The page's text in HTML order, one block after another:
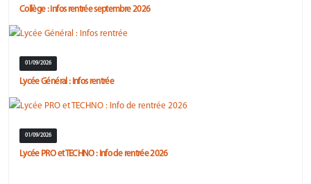
Collège : infos rentrée septembre 2026
01/09/2026
Lycée Général : Infos rentrée
01/09/2026
Lycée PRO et TECHNO : Info de rentrée 2026